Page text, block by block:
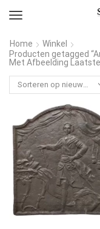
Home
Winkel
Producten getagged
Met Afbeelding Laatste